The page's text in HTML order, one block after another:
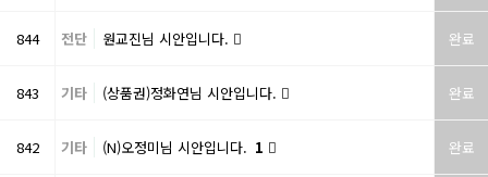
844 전단 원교진님 시안입니다. 완료
843 기타 (상품권)정화연님 시안입니다. 완료
842 기타 (N)오정미님 시안입니다. 1 완료